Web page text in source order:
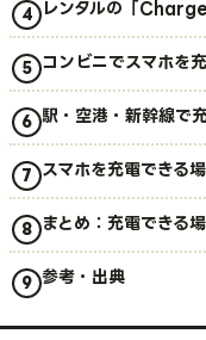
レンタルの「
コンビニでスマホを
駅・空港・新幹線で
スマホを充電できる
まとめ：充電できる
参考・出典